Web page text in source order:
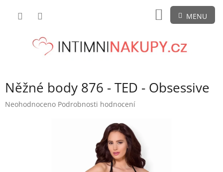
NÁKUPNÍ
KOŠÍK
Něžné body 876 - TED - Obsessive
Průměrné
Neohodnoceno Podrobnosti hodnocení